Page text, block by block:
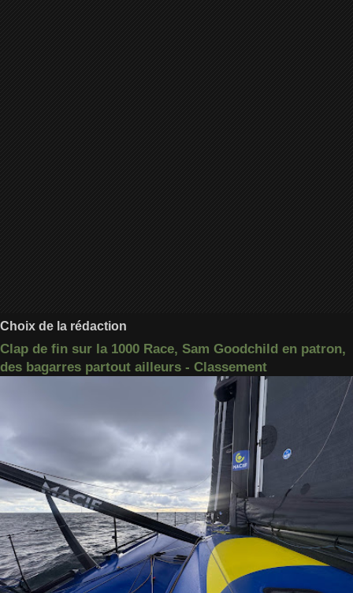
Choix de la rédaction
Clap de fin sur la 1000 Race, Sam Goodchild en patron,
des bagarres partout ailleurs - Classement